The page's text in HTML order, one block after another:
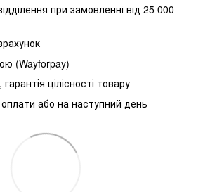
при замовленні від 25 000
(Wayforpay)
цілісності товару
або на наступний день